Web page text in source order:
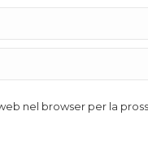
nel browser per la